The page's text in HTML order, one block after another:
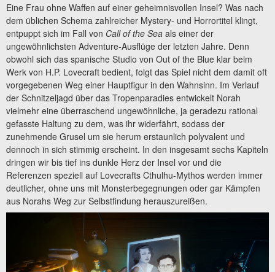
Eine Frau ohne Waffen auf einer geheimnisvollen Insel? Was nach
dem üblichen Schema zahlreicher Mystery- und Horrortitel klingt,
entpuppt sich im Fall von Call of the Sea als einer der
ungewöhnlichsten Adventure-Ausflüge der letzten Jahre. Denn
obwohl sich das spanische Studio von Out of the Blue klar beim
Werk von H.P. Lovecraft bedient, folgt das Spiel nicht dem damit oft
vorgegebenen Weg einer Hauptfigur in den Wahnsinn. Im Verlauf
der Schnitzeljagd über das Tropenparadies entwickelt Norah
vielmehr eine überraschend ungewöhnliche, ja geradezu rational
gefasste Haltung zu dem, was ihr widerfährt, sodass der
zunehmende Grusel um sie herum erstaunlich polyvalent und
dennoch in sich stimmig erscheint. In den insgesamt sechs Kapiteln
dringen wir bis tief ins dunkle Herz der Insel vor und die
Referenzen speziell auf Lovecrafts Cthulhu-Mythos werden immer
deutlicher, ohne uns mit Monsterbegegnungen oder gar Kämpfen
aus Norahs Weg zur Selbstfindung herauszureißen.